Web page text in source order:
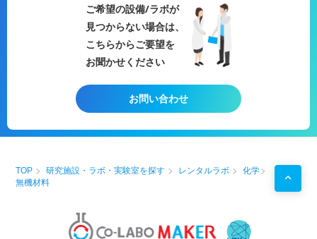
ご希望の設備/ラボが
見つからない場合は、
こちらからご要望を
お聞かせください
お問い合わせ
TOP 研究施設・ラボ・実験室を探す レンタルラボ
化学
無機材料